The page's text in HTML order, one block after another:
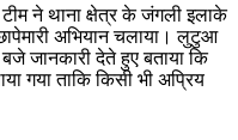
ने थाना क्षेत्र के जंगली इलाके
अभियान चलाया। लुटुआ
जानकारी देते हुए बताया कि
गया ताकि किसी भी अप्रिय